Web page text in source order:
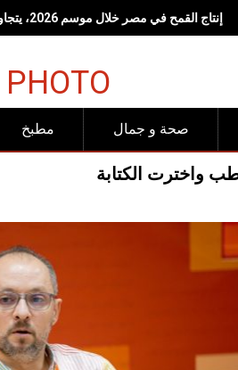
إنتاج القمح في مصر خلال موسم 2026، يتجاوز 10 ملايين طن
مطبخ صحة و جمال
واخترت الكتابة